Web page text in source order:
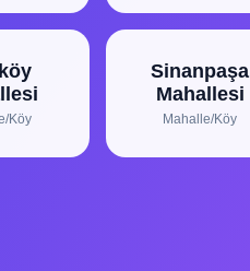
Köy
Sinanpaşa
Mahallesi
Mahalle/Köy